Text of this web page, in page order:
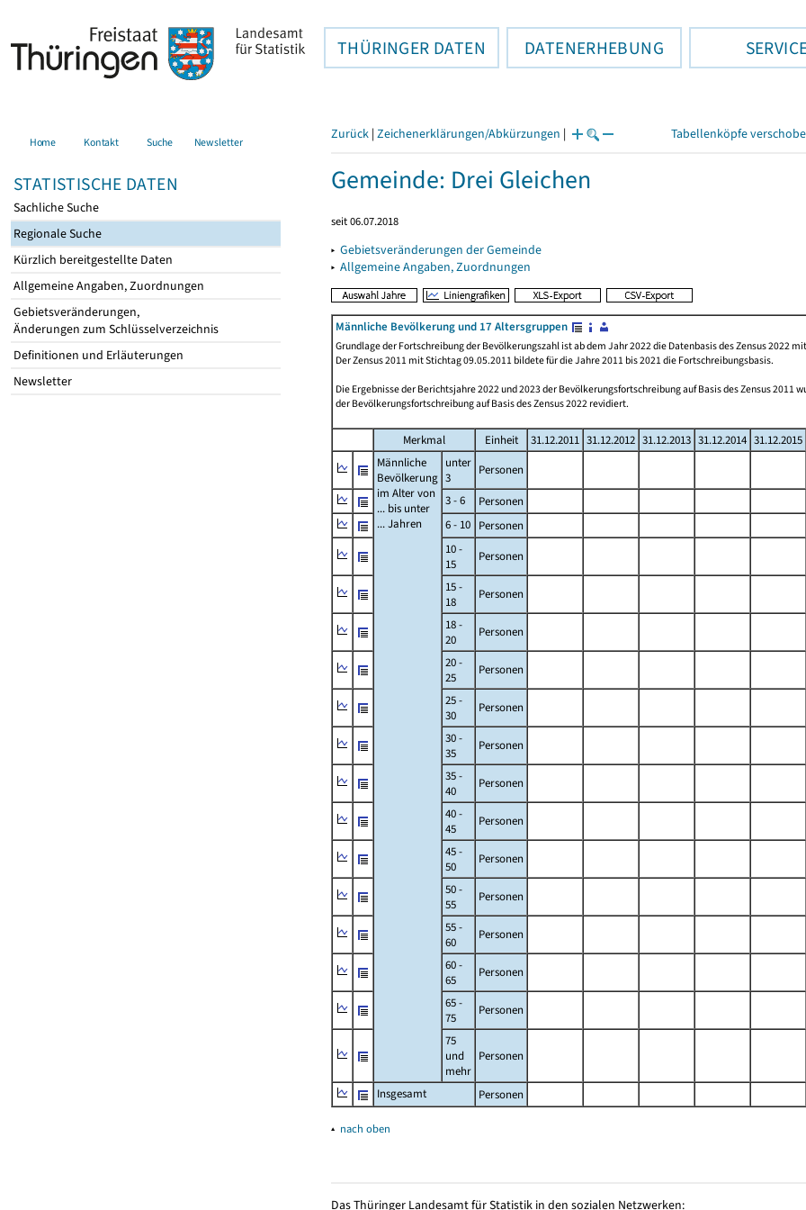
THÜRINGER DATEN DATENERHEBUNG
Home Kontakt Suche Newsletter
STATISTISCHE DATEN
Sachliche Suche
Regionale Suche
Kürzlich bereitgestellte Daten
Allgemeine Angaben, Zuordnungen
Gebietsveränderungen,
Änderungen zum Schlüsselverzeichnis
Definitionen und Erläuterungen
Newsletter
Zurück | Zeichenerklärungen/Abkürzungen | Tabellenköpfe
Gemeinde: Drei Gleichen
seit 06.07.2018
▸ Gebietsveränderungen der Gemeinde
▸ Allgemeine Angaben, Zuordnungen
Männliche Bevölkerung und 17 Altersgruppen
Grundlage der Fortschreibung der Bevölkerungszahl ist ab dem Jahr 2022 die Datenbasis des Zensus 2022
Der Zensus 2011 mit Stichtag 09.05.2011 bildete für die Jahre 2011 bis 2021 die Fortschreibungsbasis.
Die Ergebnisse der Berichtsjahre 2022 und 2023 der Bevölkerungsfortschreibung auf Basis des Zensus 2011
der Bevölkerungsfortschreibung auf Basis des Zensus 2022 revidiert.
Merkmal Einheit 31.12.2011 31.12.2012 31.12.2013 31.12.2014 31.12.2015
Männliche
Bevölkerung
im Alter von
... bis unter
... Jahren
unter
3
Personen
3 - 6
Personen
6 - 10 Personen
10 -
15
Personen
15 -
18
Personen
18 -
20
Personen
20 -
25
Personen
25 -
30
Personen
30 -
35
Personen
35 -
40
Personen
40 -
45
Personen
45 -
50
Personen
50 -
55
Personen
55 -
60
Personen
60 -
65
Personen
65 -
75
Personen
75
und
mehr
Personen
Insgesamt Personen
▴ nach oben
Das Thüringer Landesamt für Statistik in den sozialen Netzwerken: